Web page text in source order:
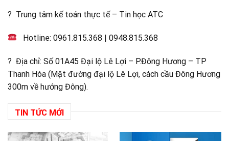
? Trung tâm kế toán thực tế – Tin học ATC
Hotline:0961.815.368 |0948.815.368
? Địa chỉ: Số 01A45 Đại lộ Lê Lợi – P.Đông Hương – TP
Thanh Hóa (Mặt đường đại lộ Lê Lợi, cách cầu Đông Hương
300m về hướng Đông).
TIN TỨC MỚI